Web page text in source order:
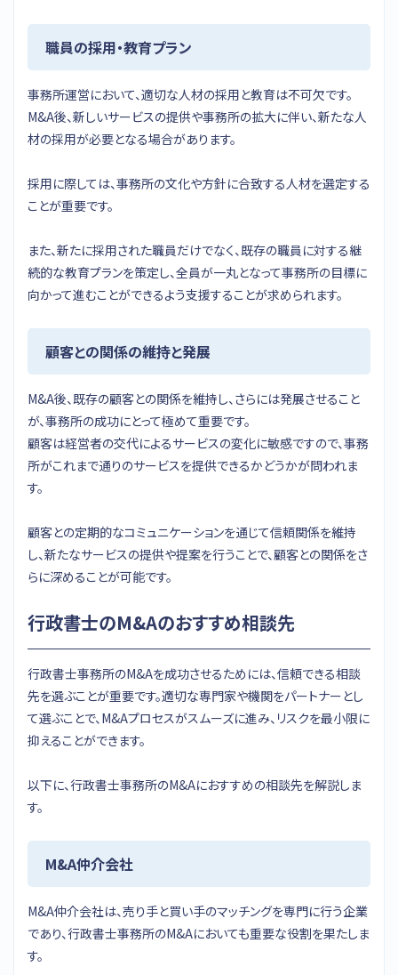
職員の採用・教育プラン
事務所運営において、適切な人材の採用と教育は不可欠です。
M&A後、新しいサービスの提供や事務所の拡大に伴い、新たな人
材の採用が必要となる場合があります。
採用に際しては、事務所の文化や方針に合致する人材を選定する
ことが重要です。
また、新たに採用された職員だけでなく、既存の職員に対する継
続的な教育プランを策定し、全員が一丸となって事務所の目標に
向かって進むことができるよう支援することが求められます。
顧客との関係の維持と発展
M&A後、既存の顧客との関係を維持し、さらには発展させること
が、事務所の成功にとって極めて重要です。
顧客は経営者の交代によるサービスの変化に敏感ですので、事務
所がこれまで通りのサービスを提供できるかどうかが問われま
す。
顧客との定期的なコミュニケーションを通じて信頼関係を維持
し、新たなサービスの提供や提案を行うことで、顧客との関係をさ
らに深めることが可能です。
行政書士のM&Aのおすすめ相談先
行政書士事務所のM&Aを成功させるためには、信頼できる相談
先を選ぶことが重要です。適切な専門家や機関をパートナーとし
て選ぶことで、M&Aプロセスがスムーズに進み、リスクを最小限に
抑えることができます。
以下に、行政書士事務所のM&Aにおすすめの相談先を解説しま
す。
M&A仲介会社
M&A仲介会社は、売り手と買い手のマッチングを専門に行う企業
であり、行政書士事務所のM&Aにおいても重要な役割を果たしま
す。